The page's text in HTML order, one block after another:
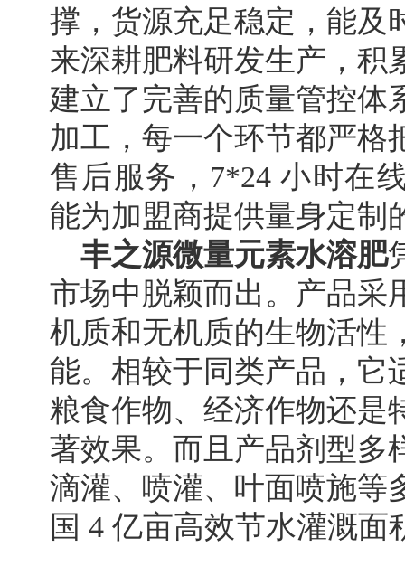
撑，货源充足稳定，能及
来深耕肥料研发生产，积
建立了完善的质量管控体
加工，每一个环节都严格
售后服务，7*24 小时在
能为加盟商提供量身定制
丰之源微量元素水溶肥
市场中脱颖而出。产品采
机质和无机质的生物活性
能。相较于同类产品，它
粮食作物、经济作物还是
著效果。而且产品剂型多
滴灌、喷灌、叶面喷施等
国 4 亿亩高效节水灌溉面